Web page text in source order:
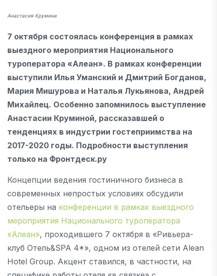
Анастасия Крумина
7 октября состоялась конференция в рамках
выездного мероприятия Национального
туроператора «Алеан». В рамках конференции
выступили Илья Уманский и Дмитрий Богданов,
Мария Мишурова и Наталья Лукьянова, Андрей
Михайлец. Особенно запомнилось выступление
Анастасии Круминой, рассказавшей о
тенденциях в индустрии гостеприимства на
2017-2020 годы. Подробности выступления
только на Фронтдеск.ру
Концепции ведения гостиничного бизнеса в
современных непростых условиях обсудили
отельеры на конференции в рамках выездного
мероприятия Национального туроператора
«Алеан», проходившего 7 октября в «Ривьера-
клуб Отель&SPA 4*», одном из отелей сети Alean
Hotel Group. Акцент ставился, в частности, на